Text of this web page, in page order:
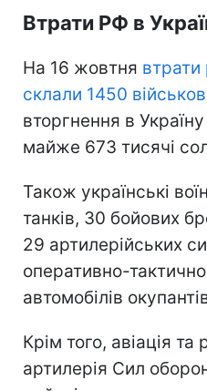
Втрати РФ в
На 16 жовтня втрати
склали 1450
вторгнення в
майже 673 тисячі
Також українські
танків, 30 бойових
29 артилерійських
оперативно-
автомобілів
Крім того, авіація та
артилерія Сил